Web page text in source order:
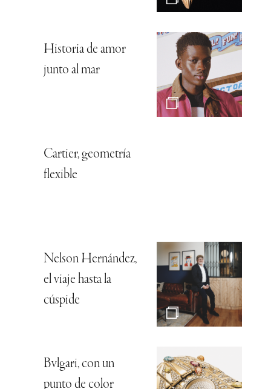
Historia de amor
junto al mar
Cartier, geometría
flexible
Nelson Hernández,
el viaje hasta la
cúspide
Bvlgari, con un
punto de color